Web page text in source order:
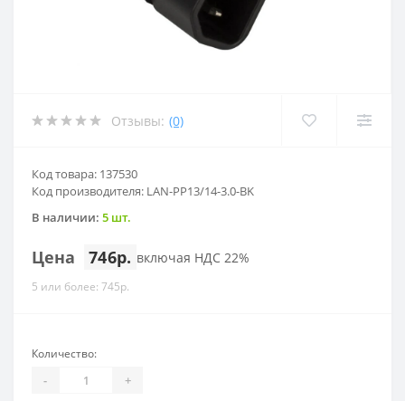
Отзывы: (0)
Код товара: 137530
Код производителя: LAN-PP13/14-3.0-BK
В наличии: 5 шт.
Цена 746р. включая НДС 22%
5 или более: 745р.
Количество:
- +